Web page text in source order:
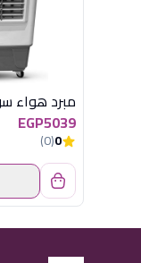
EGP5039
0
(0)